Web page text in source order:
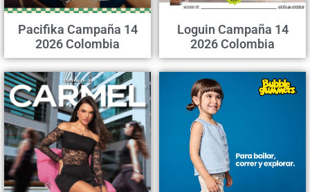
Pacifika Campaña 14
2026 Colombia
Loguin Campaña 14
2026 Colombia